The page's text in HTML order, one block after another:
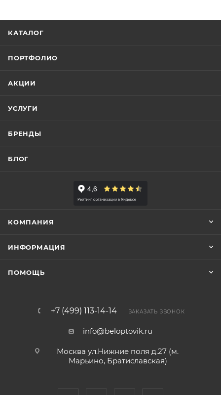
КАТАЛОГ
ПОРТФОЛИО
АКЦИИ
УСЛУГИ
БРЕНДЫ
БЛОГ
КОМПАНИЯ
ИНФОРМАЦИЯ
ПОМОЩЬ
+7 (499) 113-14-14 ЗАКАЗАТЬ ЗВОНОК
info@beloptovik.ru
Москва ул.Нижние поля д.27 (м.
Марьино, Братиславская)